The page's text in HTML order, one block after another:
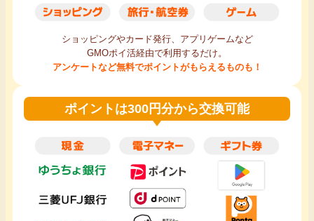
ショッピングやカード発行、アプリゲームなど
GMOポイ活経由で利用するだけ。
アンケートなど無料でポイントがもらえるものも！
ポイントは300円分から交換可能